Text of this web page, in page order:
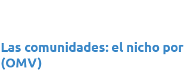
Las comunidades: el nicho
(OMV)